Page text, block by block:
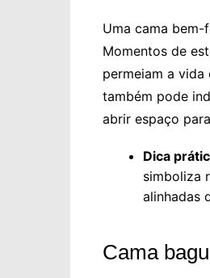
Uma cama
Momentos de
permeiam a vida
também pode
abrir espaço
Dica
simboliza
alinhadas
Cama